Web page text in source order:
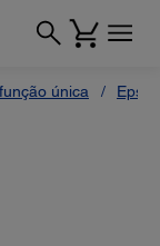
única